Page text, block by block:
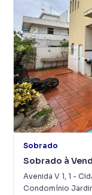
Sobrado
Sobrado à
Avenida V 1, 1 -
Condomínio